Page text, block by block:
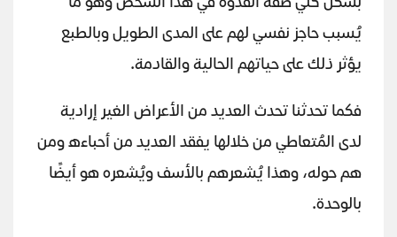
يُسبب حاجز نفسي لهم على المدى الطويل وبالطبع
يؤثر ذلك على حياتهم الحالية والقادمة.
فكما تحدثنا تحدث العديد من الأعراض الغير إرادية
لدى المُتعاطي من خلالها يفقد العديد من أحباءه ومن
هم حوله، وهذا يُشعرهم بالأسف ويُشعره هو أيضًا
بالوحدة.